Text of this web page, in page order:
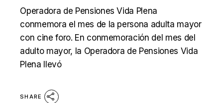
Operadora de Pensiones Vida Plena
conmemora el mes de la persona adulta mayor
con cine foro. En conmemoración del mes del
adulto mayor, la Operadora de Pensiones Vida
Plena llevó
SHARE